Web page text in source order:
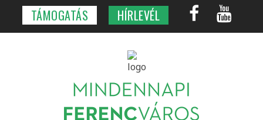
TÁMOGATÁS HÍRLEVÉL